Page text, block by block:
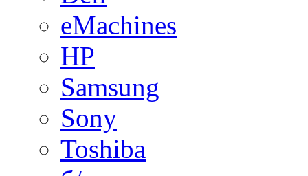
eMachines
HP
Samsung
Sony
Toshiba